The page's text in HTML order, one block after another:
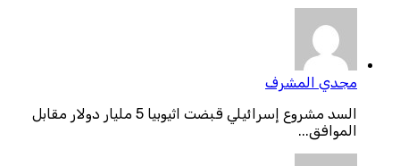
مجدي المشرف
السد مشروع إسرائيلي قبضت اثيوبيا 5 مليار دولار مقابل
الموافق...